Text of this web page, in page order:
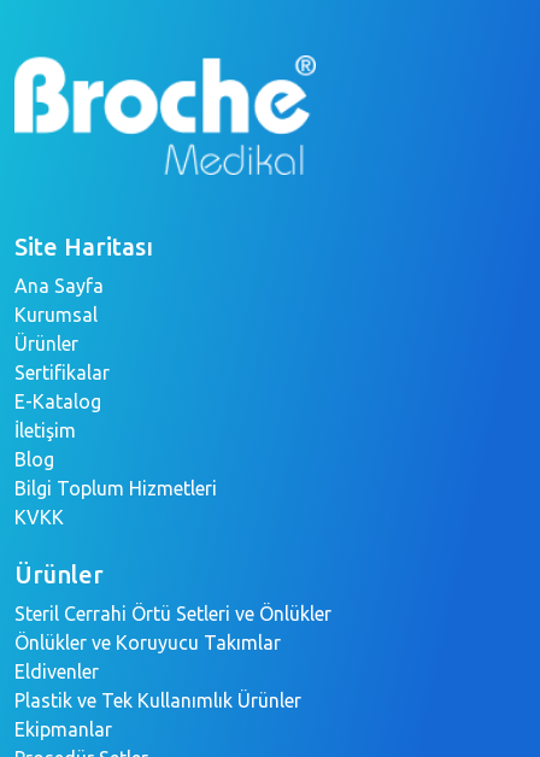
Site Haritası
Ana Sayfa
Kurumsal
Ürünler
Sertifikalar
E-Katalog
İletişim
Blog
Bilgi Toplum Hizmetleri
KVKK
Ürünler
Steril Cerrahi Örtü Setleri ve Önlükler
Önlükler ve Koruyucu Takımlar
Eldivenler
Plastik ve Tek Kullanımlık Ürünler
Ekipmanlar